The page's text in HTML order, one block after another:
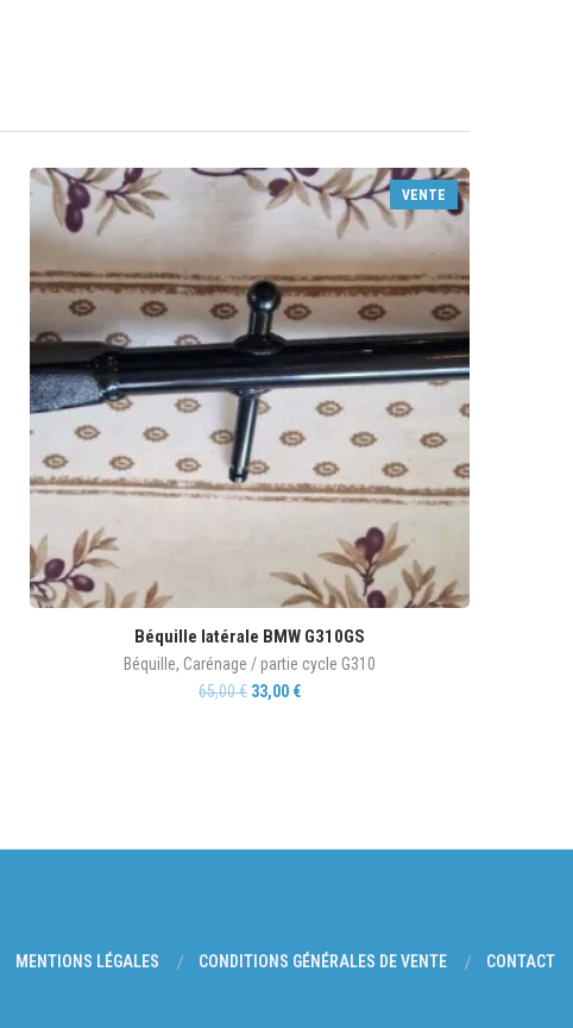
VENTE
Béquille latérale BMW G310GS
Béquille, Carénage / partie cycle G310
65,00€ 33,00 €
MENTIONS LÉGALES CONDITIONS GÉNÉRALES DE VENTE CONTACT